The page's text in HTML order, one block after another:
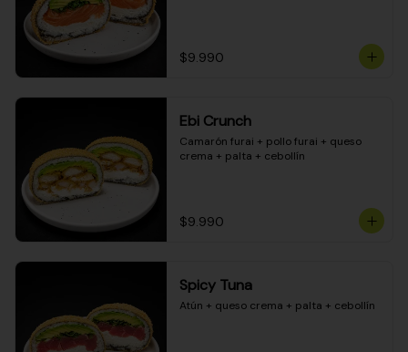
$9.990
Ebi Crunch
Camarón furai + pollo furai + queso
crema + palta + cebollín
$9.990
Spicy Tuna
Atún + queso crema + palta + cebollín